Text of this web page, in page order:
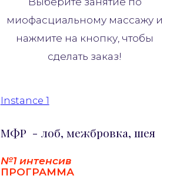
миофасциальному массажу и
нажмите на кнопку, чтобы
сделать заказ!
Instance 1
МФР - лоб, межбровка, шея
№1 интенсив
ПРОГРАММА